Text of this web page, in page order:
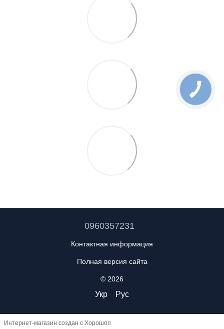
0960357231
Контактная информация
Полная версия сайта
© 2026
Укр Рус
Интернет-магазин создан с Хорошоп